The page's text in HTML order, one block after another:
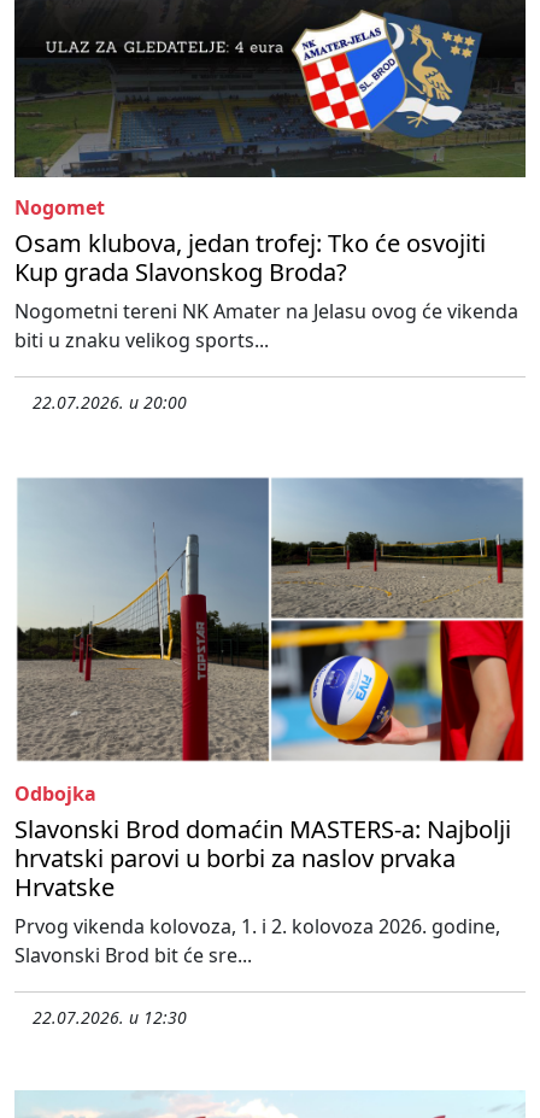
Nogomet
Osam klubova, jedan trofej: Tko će osvojiti
Kup grada Slavonskog Broda?
Nogometni tereni NK Amater na Jelasu ovog će vikenda
biti u znaku velikog sports...
22.07.2026. u 20:00
Odbojka
Slavonski Brod domaćin MASTERS-a: Najbolji
hrvatski parovi u borbi za naslov prvaka
Hrvatske
Prvog vikenda kolovoza, 1. i 2. kolovoza 2026. godine,
Slavonski Brod bit će sre...
22.07.2026. u 12:30